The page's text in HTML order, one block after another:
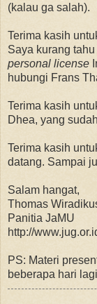
(kalau ga salah).
Terima kasih
Saya kurang
personal license
hubungi Frans
Terima kasih
Dhea, yang
Terima kasih
datang. Sampai
Salam hangat,
Thomas
Panitia JaMU
http://
PS: Materi
beberapa hari